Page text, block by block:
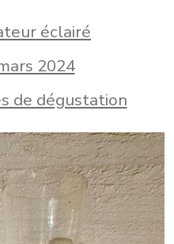
éclairé
2024
de dégustation